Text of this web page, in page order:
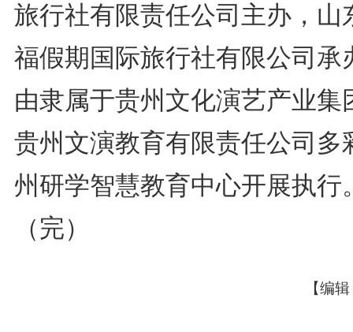
旅行社有限责任公司主办，山
福假期国际旅行社有限公司承
由隶属于贵州文化演艺产业集
贵州文演教育有限责任公司多
州研学智慧教育中心开展执行
（完）
【编